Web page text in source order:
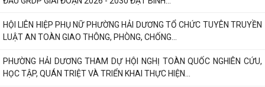
HỘI NGHỊ TUYÊN TRUYỀN, PHỔ BIẾN KIẾN THỨC PHÁP LUẬT VỀ
PHÒNG, CHỐNG MA TÚY VÀ BẢO ĐẢM TRẬT TỰ AN...
THÔNG BÁO VỀ VIỆC THU THẬP HỒ SƠ QUYỀN SỬ DỤNG ĐẤT CỦA
CÁC TỔ CHỨC
Triển khai thực hiện Thông báo Kết luận của Phó thủ tướng Chính phủ